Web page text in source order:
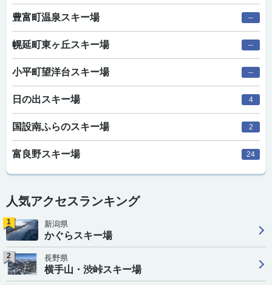
豊富町温泉スキー場 --
幌延町東ヶ丘スキー場 --
小平町望洋台スキー場 --
日の出スキー場 4
国設南ふらのスキー場 2
富良野スキー場 24
人気アクセスランキング
1 新潟県
かぐらスキー場
2 長野県
横手山・渋峠スキー場